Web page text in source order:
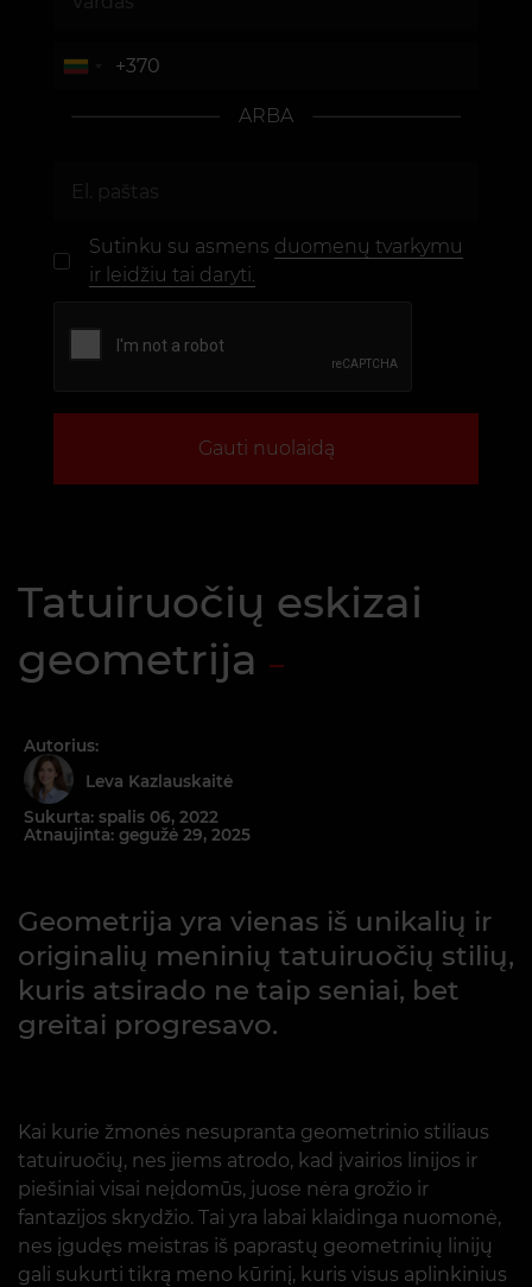
ARBA
Sutinku su asmens duomenų tvarkymu
ir leidžiu tai daryti.
Gauti nuolaidą
Tatuiruočių eskizai
geometrija
Autorius:
Leva Kazlauskaitė
Sukurta: spalis 06, 2022
Atnaujinta: gegužė 29, 2025
Geometrija yra vienas iš unikalių ir
originalių meninių tatuiruočių stilių,
kuris atsirado ne taip seniai, bet
greitai progresavo.
Kai kurie žmonės nesupranta geometrinio stiliaus
tatuiruočių, nes jiems atrodo, kad įvairios linijos ir
piešiniai visai neįdomūs, juose nėra grožio ir
fantazijos skrydžio. Tai yra labai klaidinga nuomonė,
nes įgudęs meistras iš paprastų geometrinių linijų
gali sukurti tikrą meno kūrinį, kuris visus aplinkinius